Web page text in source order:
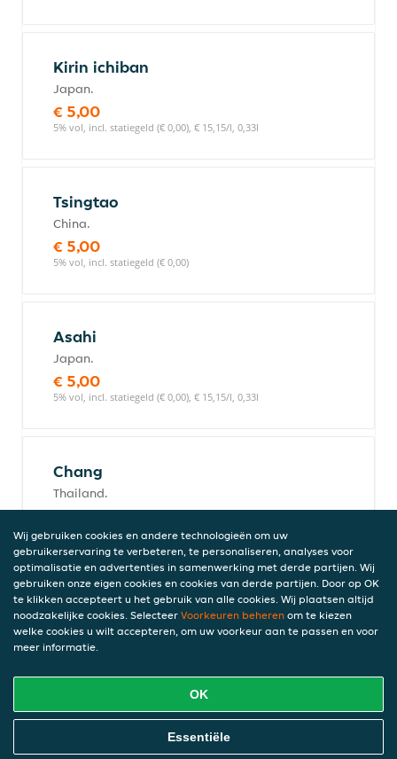
Kirin ichiban
Japan.
€ 5,00
5% vol, incl. statiegeld (€ 0,00), € 15,15/l, 0,33l
Tsingtao
China.
€ 5,00
5% vol, incl. statiegeld (€ 0,00)
Asahi
Japan.
€ 5,00
5% vol, incl. statiegeld (€ 0,00), € 15,15/l, 0,33l
Chang
Thailand.
€ 5,00
5% vol, incl. statiegeld (€ 0,00)
Sapporo
Japan.
€ 5,00
Online Eten Bestellen
Wij gebruiken cookies en andere technologieën om uw
gebruikerservaring te verbeteren, te personaliseren, analyses voor
optimalisatie en advertenties in samenwerking met derde partijen. Wij
gebruiken onze eigen cookies en cookies van derde partijen. Door op OK
te klikken accepteert u het gebruik van alle cookies. Wij plaatsen altijd
noodzakelijke cookies. Selecteer Voorkeuren beheren om te kiezen
welke cookies u wilt accepteren, om uw voorkeur aan te passen en voor
meer informatie.
OK
Essentiële